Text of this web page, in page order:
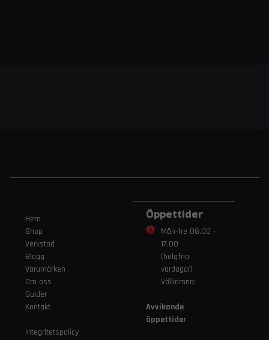
Hem
Shop
Verkstad
Blogg
Varumärken
Om oss
Guider
Kontakt
Integritetspolicy
Öppettider
Mån-fre 08.00 -
17.00
(helgfria
vardagar)
Välkomna!
Avvikande
öppettider